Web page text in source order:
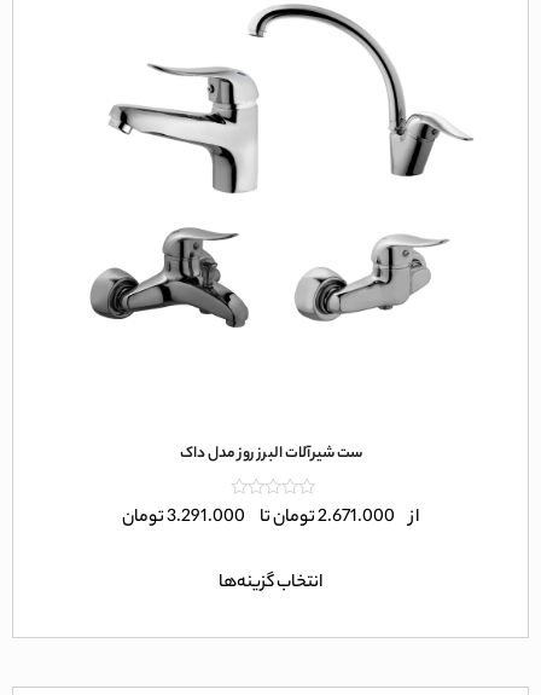
ست شیرآلات البرز روز مدل داک
امتیاز
0
از 2.671.000تومانتا 3.291.000تومان
انتخاب گزینه‌ها